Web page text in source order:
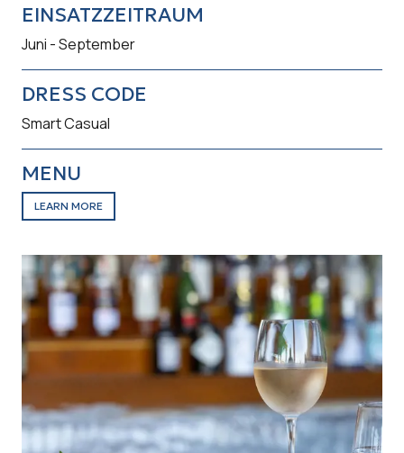
EINSATZZEITRAUM
Juni - September
DRESS CODE
Smart Casual
MENU
LEARN MORE